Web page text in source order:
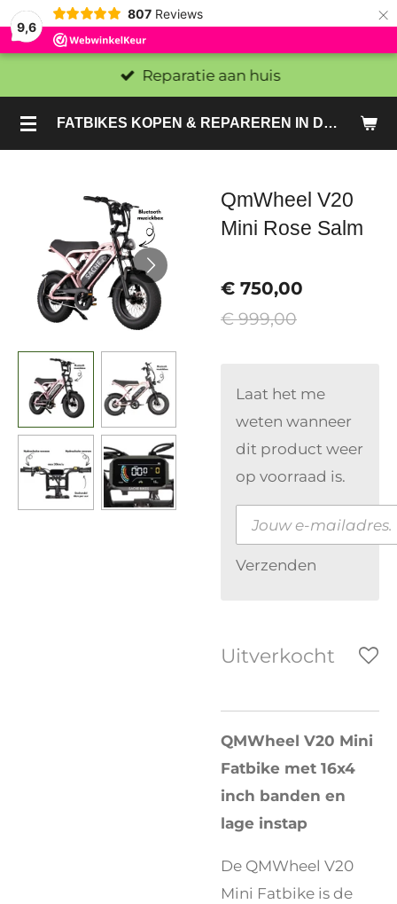
9,6
807 Reviews ×
FATBIKES KOPEN & REPAREREN IN DEN HAAG EN ZOETERMEER - SACHE BIKES
Reparatie aan huis
QmWheel V20
Mini Rose Salm
€ 750,00
€ 999,00
Laat het me
weten wanneer
dit product weer
op voorraad is.
Verzenden
Uitverkocht
QMWheel V20 Mini
Fatbike met 16x4
inch banden en
lage instap
De QMWheel V20
Mini Fatbike is de